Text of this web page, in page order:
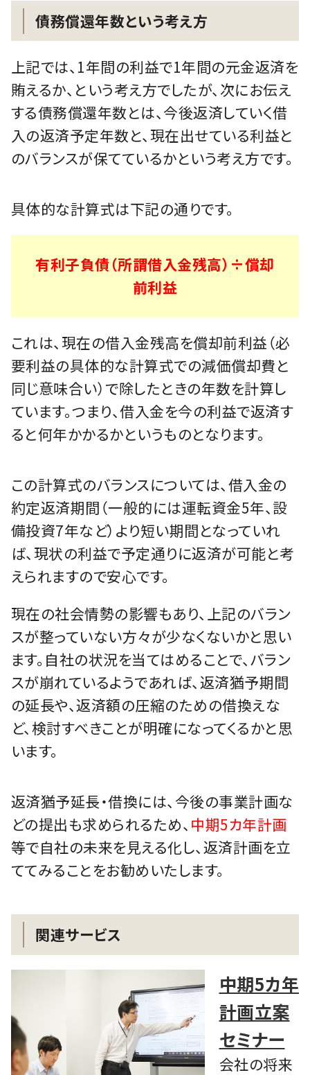
債務償還年数という考え方
上記では、1年間の利益で1年間の元金返済を
賄えるか、という考え方でしたが、次にお伝え
する債務償還年数とは、今後返済していく借
入の返済予定年数と、現在出せている利益と
のバランスが保てているかという考え方です。
具体的な計算式は下記の通りです。
有利子負債（所謂借入金残高）÷償却
前利益
これは、現在の借入金残高を償却前利益（必
要利益の具体的な計算式での減価償却費と
同じ意味合い）で除したときの年数を計算し
ています。つまり、借入金を今の利益で返済す
ると何年かかるかというものとなります。
この計算式のバランスについては、借入金の
約定返済期間（一般的には運転資金5年、設
備投資7年など）より短い期間となっていれ
ば、現状の利益で予定通りに返済が可能と考
えられますので安心です。
現在の社会情勢の影響もあり、上記のバラン
スが整っていない方々が少なくないかと思い
ます。自社の状況を当てはめることで、バラン
スが崩れているようであれば、返済猶予期間
の延長や、返済額の圧縮のための借換えな
ど、検討すべきことが明確になってくるかと思
います。
返済猶予延長・借換には、今後の事業計画な
どの提出も求められるため、 中期5カ年計画
等で自社の未来を見える化し、返済計画を立
ててみることをお勧めいたします。
関連サービス
中期5カ年
計画立案
セミナー
会社の将来